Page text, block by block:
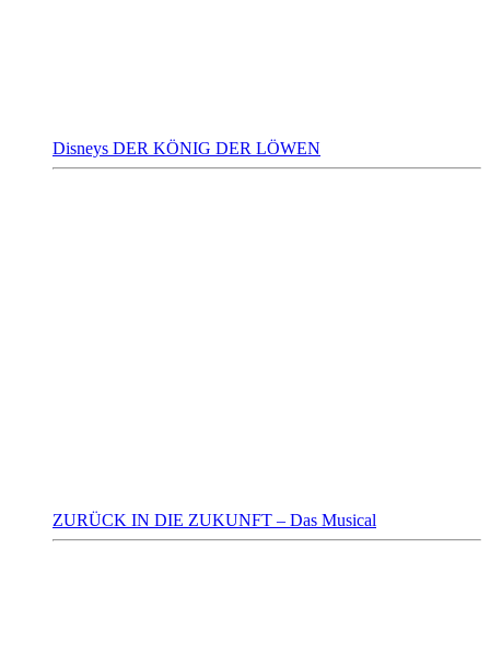
Disneys DER KÖNIG DER LÖWEN
ZURÜCK IN DIE ZUKUNFT – Das Musical